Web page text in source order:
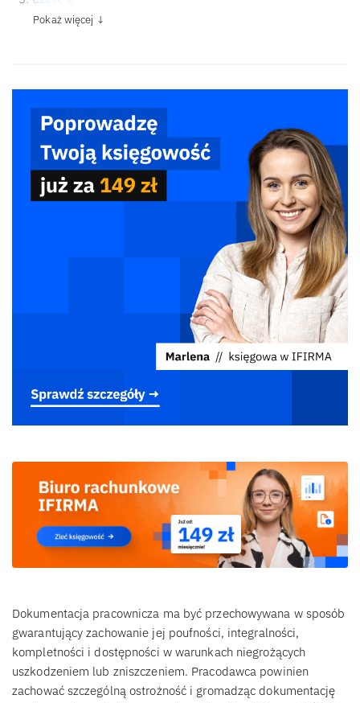
Pokaż więcej ↓
Dokumentacja pracownicza ma być przechowywana w sposób
gwarantujący zachowanie jej poufności, integralności,
kompletności i dostępności w warunkach niegrożących
uszkodzeniem lub zniszczeniem. Pracodawca powinien
zachować szczególną ostrożność i gromadząc dokumentację